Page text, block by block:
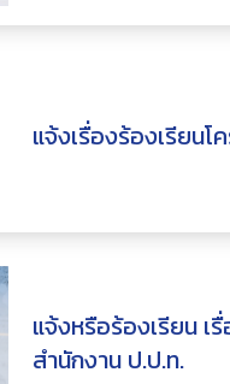
แจ้งเรื่องร้องเรียนโ
แจ้งหรือร้องเรียน เ
สำนักงาน ป.ป.ท.